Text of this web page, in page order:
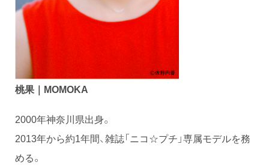
桃果 ｜MOMOKA
2000年神奈川県出身。
2013年から約1年間、雑誌「ニコ☆プチ」専属モデルを務
める。